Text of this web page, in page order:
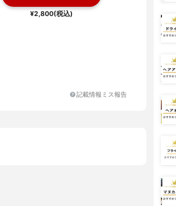
¥2,800(税込)
記載情報ミス報告